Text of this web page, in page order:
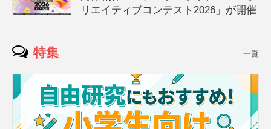
リエイティブコンテスト2026」が開催
特集 一覧